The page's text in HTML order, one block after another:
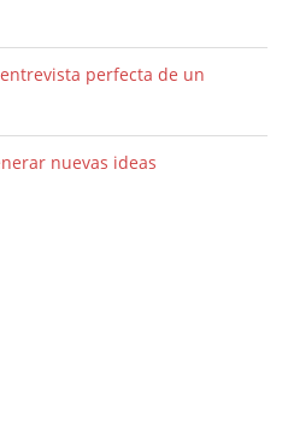
perfecta de un
nuevas ideas